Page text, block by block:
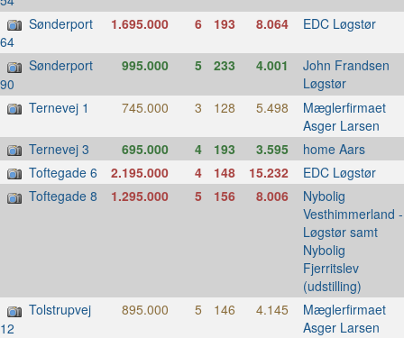
Sønderport
64
1.695.000 6 193 8.064 EDC Løgstør
Sønderport
90
995.000 5 233 4.001 John Frandsen
Løgstør
Ternevej 1
745.000 3 128 5.498 Mæglerfirmaet
Asger Larsen
Ternevej 3
695.000 4 193 3.595 home Aars
Toftegade 6
2.195.000 4 148 15.232 EDC Løgstør
Toftegade 8
1.295.000 5 156 8.006 Nybolig
Vesthimmerland -
Løgstør samt
Nybolig
Fjerritslev
(udstilling)
Tolstrupvej
12
895.000 5 146 4.145 Mæglerfirmaet
Asger Larsen